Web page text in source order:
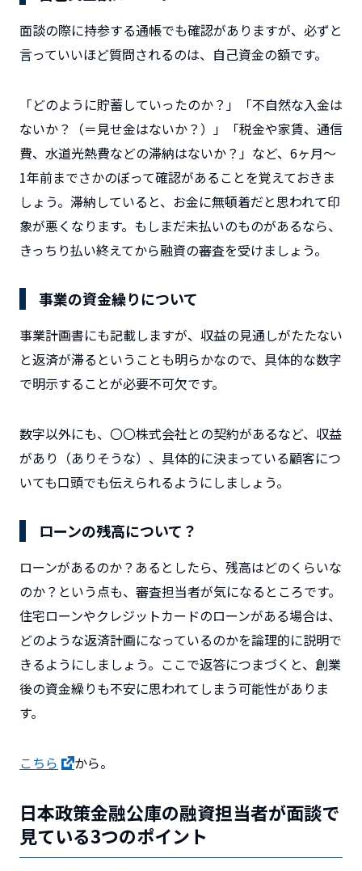
面談の際に持参する通帳でも確認がありますが、必ずと
言っていいほど質問されるのは、自己資金の額です。
「どのように貯蓄していったのか？」「不自然な入金は
ないか？（＝見せ金はないか？）」「税金や家賃、通信
費、水道光熱費などの滞納はないか？」など、6ヶ月～
1年前までさかのぼって確認があることを覚えておきま
しょう。滞納していると、お金に無頓着だと思われて印
象が悪くなります。もしまだ未払いのものがあるなら、
きっちり払い終えてから融資の審査を受けましょう。
事業の資金繰りについて
事業計画書にも記載しますが、収益の見通しがたたない
と返済が滞るということも明らかなので、具体的な数字
で明示することが必要不可欠です。
数字以外にも、〇〇株式会社との契約があるなど、収益
があり（ありそうな）、具体的に決まっている顧客につ
いても口頭でも伝えられるようにしましょう。
ローンの残高について？
ローンがあるのか？あるとしたら、残高はどのくらいな
のか？という点も、審査担当者が気になるところです。
住宅ローンやクレジットカードのローンがある場合は、
どのような返済計画になっているのかを論理的に説明で
きるようにしましょう。ここで返答につまづくと、創業
後の資金繰りも不安に思われてしまう可能性がありま
す。
こちら から。
日本政策金融公庫の融資担当者が面談で
見ている3つのポイント